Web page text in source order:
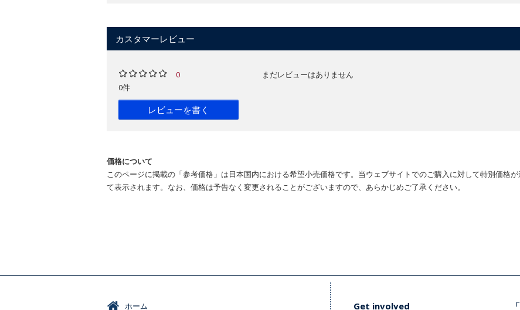
カスタマーレビュー
0
0件
レビューを書く
まだレビューはありません
価格について
このページに掲載の「参考価格」は日本国内における希望小売価格です。当ウェブサイトでのご購入に対して特別価格
て表示されます。なお、価格は予告なく変更されることがございますので、あらかじめご了承ください。
ホーム Get involved